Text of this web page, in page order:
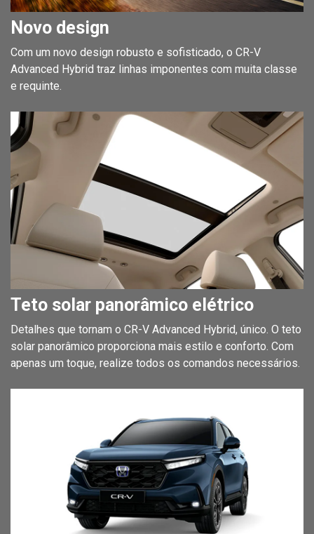
Novo design
Com um novo design robusto e sofisticado, o CR-V
Advanced Hybrid traz linhas imponentes com muita classe
e requinte.
Teto solar panorâmico elétrico
Detalhes que tornam o CR-V Advanced Hybrid, único. O teto
solar panorâmico proporciona mais estilo e conforto. Com
apenas um toque, realize todos os comandos necessários.